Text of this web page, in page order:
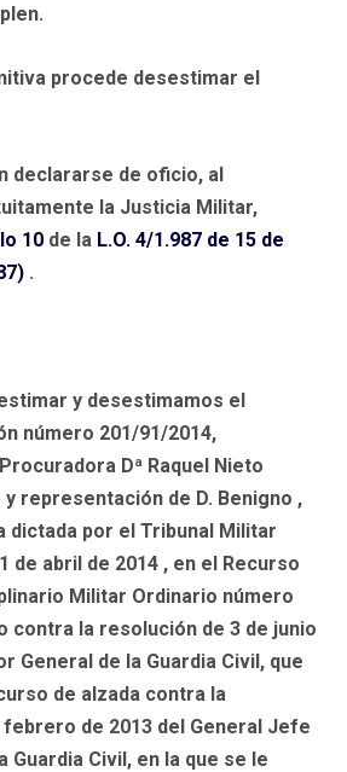
procede desestimar el
declararse de oficio, al
la Justicia Militar,
10 de la L.O. 4/1.987 de 15 de
.
y desestimamos el
número 201/91/2014,
Dª Raquel Nieto
representación de D. Benigno ,
dictada por el Tribunal Militar
de abril de 2014 , en el Recurso
Militar Ordinario número
contra la resolución de 3 de junio
General de la Guardia Civil, que
de alzada contra la
de 2013 del General Jefe
Guardia Civil, en la que se le